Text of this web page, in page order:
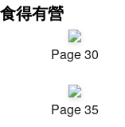
食得有營
Page 30
Page 35